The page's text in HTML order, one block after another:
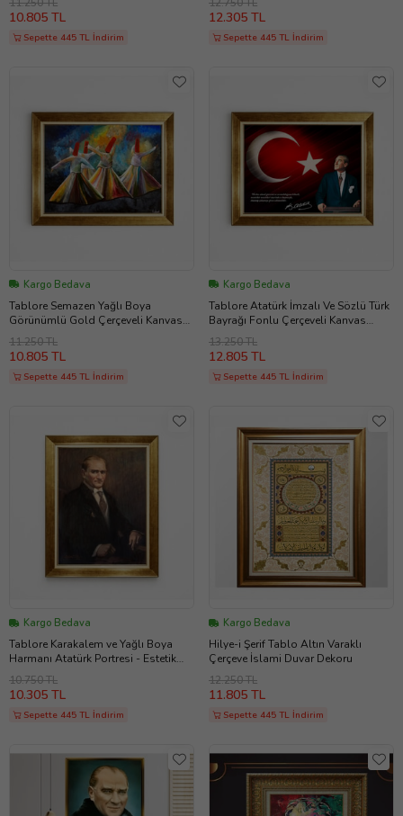
10.805 TL
Sepette 445 TL İndirim
12.305 TL
Sepette 445 TL İndirim
Kargo Bedava
Tablore Semazen Yağlı Boya
Görünümlü Gold Çerçeveli Kanvas
Tablo
11.250 TL
10.805 TL
Sepette 445 TL İndirim
Kargo Bedava
Tablore Atatürk İmzalı Ve Sözlü Türk
Bayrağı Fonlu Çerçeveli Kanvas
Tablo
13.250 TL
12.805 TL
Sepette 445 TL İndirim
Kargo Bedava
Tablore Karakalem ve Yağlı Boya
Harmanı Atatürk Portresi - Estetik
Gold Çerçeve Tablo
10.750 TL
10.305 TL
Sepette 445 TL İndirim
Kargo Bedava
Hilye-i Şerif Tablo Altın Varaklı
Çerçeve İslami Duvar Dekoru
12.250 TL
11.805 TL
Sepette 445 TL İndirim